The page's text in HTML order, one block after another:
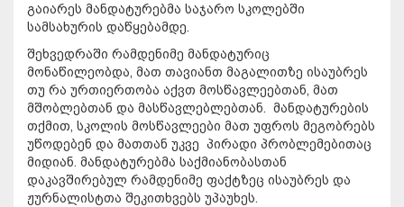
გაიარეს მანდატურებმა საჯარო სკოლებში
სამსახურის დაწყებამდე.
შეხვედრაში რამდენიმე მანდატურიც
მონაწილეობდა, მათ თავიანთ მაგალითზე ისაუბრეს
თუ რა ურთიერთობა აქვთ მოსწავლეებთან, მათ
მშობლებთან და მასწავლებლებთან. მანდატურების
თქმით, სკოლის მოსწავლეები მათ უფროს მეგობრებს
უწოდებენ და მათთან უკვე პირადი პრობლემებითაც
მიდიან. მანდატურებმა საქმიანობასთან
დაკავშირებულ რამდენიმე ფაქტზეც ისაუბრეს და
ჟურნალისტთა შეკითხვებს უპაუხეს.